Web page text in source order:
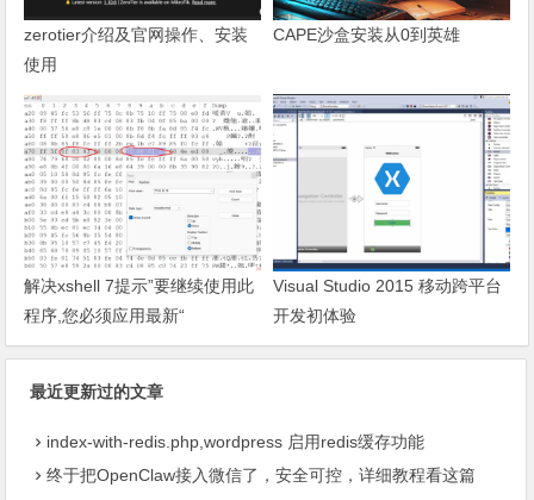
zerotier介绍及官网操作、安装
使用
CAPE沙盒安装从0到英雄
解决xshell 7提示”要继续使用此
程序,您必须应用最新“
Visual Studio 2015 移动跨平台
开发初体验
最近更新过的文章
index-with-redis.php,wordpress 启用redis缓存功能
终于把OpenClaw接入微信了，安全可控，详细教程看这篇